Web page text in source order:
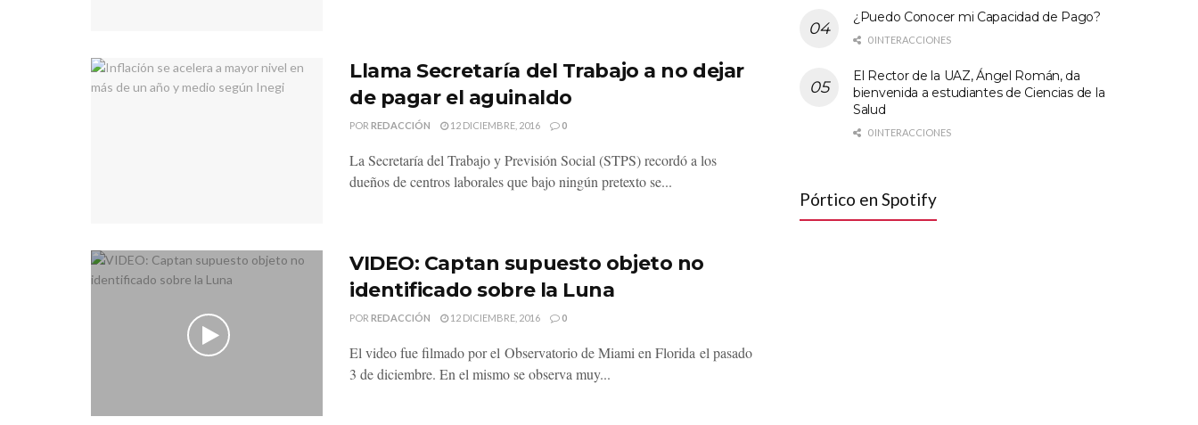
Llama Secretaría del Trabajo a no dejar
de pagar el aguinaldo
POR REDACCIÓN 12 DICIEMBRE, 2016 0
La Secretaría del Trabajo y Previsión Social (STPS) recordó a los
dueños de centros laborales que bajo ningún pretexto se...
VIDEO: Captan supuesto objeto no
identificado sobre la Luna
POR REDACCIÓN 12 DICIEMBRE, 2016 0
El video fue filmado por el Observatorio de Miami en Florida el pasado
3 de diciembre. En el mismo se observa muy...
¿Puedo Conocer mi Capacidad de Pago?
0 INTERACCIONES
El Rector de la UAZ, Ángel Román, da
bienvenida a estudiantes de Ciencias de la
Salud
0 INTERACCIONES
Pórtico en Spotify